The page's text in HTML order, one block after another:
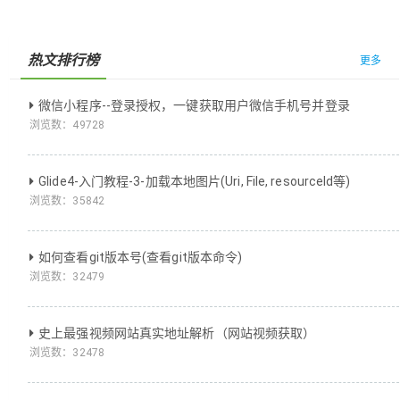
热文排行榜 更多
微信小程序--登录授权，一键获取用户微信手机号并登录
浏览数： 49728
Glide4-入门教程-3-加载本地图片(Uri, File, resourceId等)
浏览数： 35842
如何查看git版本号(查看git版本命令)
浏览数： 32479
史上最强视频网站真实地址解析（网站视频获取）
浏览数： 32478